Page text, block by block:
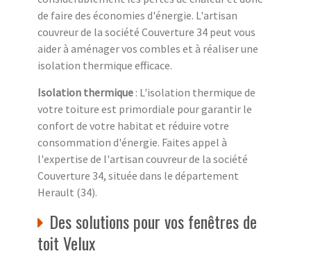
de faire des économies d'énergie. L'artisan
couvreur de la société Couverture 34 peut vous
aider à aménager vos combles et à réaliser une
isolation thermique efficace.
Isolation thermique : L'isolation thermique de
votre toiture est primordiale pour garantir le
confort de votre habitat et réduire votre
consommation d'énergie. Faites appel à
l'expertise de l'artisan couvreur de la société
Couverture 34, située dans le département
Herault (34).
Des solutions pour vos fenêtres de
toit Velux